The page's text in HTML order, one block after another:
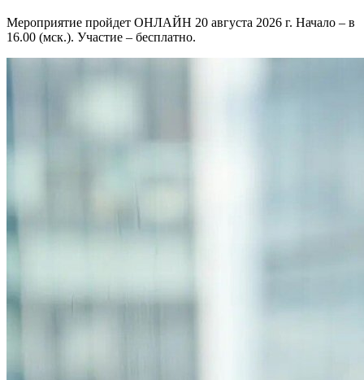
Мероприятие пройдет ОНЛАЙН 20 августа 2026 г. Начало – в
16.00 (мск.). Участие – бесплатно.